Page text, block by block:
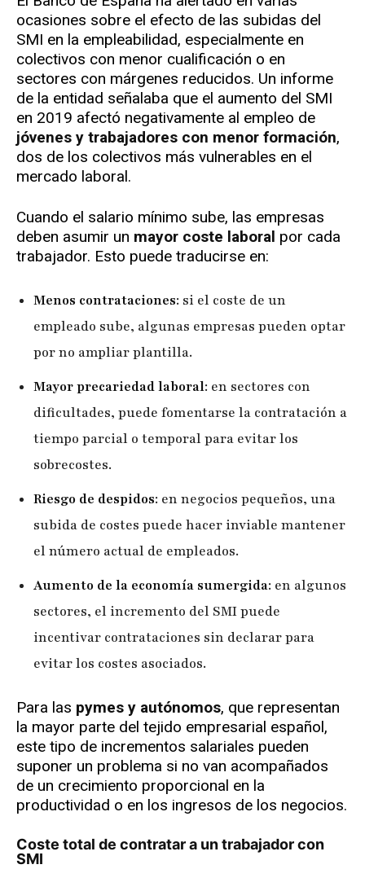
ocasiones sobre el efecto de las subidas del
SMI en la empleabilidad, especialmente en
colectivos con menor cualificación o en
sectores con márgenes reducidos. Un informe
de la entidad señalaba que el aumento del SMI
en 2019 afectó negativamente al empleo de
jóvenes y trabajadores con menor formación,
dos de los colectivos más vulnerables en el
mercado laboral.
Cuando el salario mínimo sube, las empresas
deben asumir un mayor coste laboral por cada
trabajador. Esto puede traducirse en:
Menos contrataciones: si el coste de un
empleado sube, algunas empresas pueden optar
por no ampliar plantilla.
Mayor precariedad laboral: en sectores con
dificultades, puede fomentarse la contratación a
tiempo parcial o temporal para evitar los
sobrecostes.
Riesgo de despidos: en negocios pequeños, una
subida de costes puede hacer inviable mantener
el número actual de empleados.
Aumento de la economía sumergida: en algunos
sectores, el incremento del SMI puede
incentivar contrataciones sin declarar para
evitar los costes asociados.
Para las pymes y autónomos, que representan
la mayor parte del tejido empresarial español,
este tipo de incrementos salariales pueden
suponer un problema si no van acompañados
de un crecimiento proporcional en la
productividad o en los ingresos de los negocios.
Coste total de contratar a un trabajador con
SMI